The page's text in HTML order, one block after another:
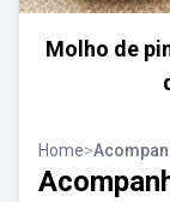
Molho de
Home>